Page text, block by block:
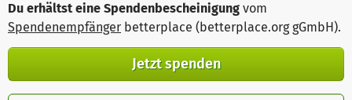
Du erhältst eine Spendenbescheinigung vom
Spendenempfänger betterplace (betterplace.org gGmbH).
Jetzt spenden